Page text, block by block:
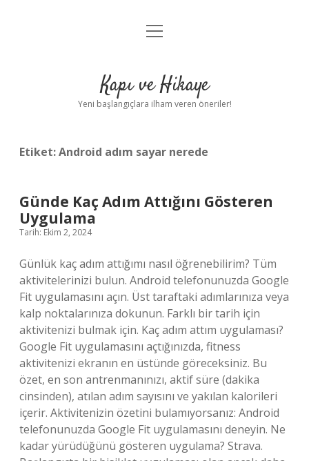
Anasayfa
Yasal Uyarı
menüyü
Kapı ve Hikaye
Yeni başlangıçlara ilham veren öneriler!
Etiket:Android adım sayar nerede
Günde Kaç Adım Attığını Gösteren
Uygulama
Tarih: Ekim 2, 2024
Günlük kaç adım attığımı nasıl öğrenebilirim? Tüm
aktivitelerinizi bulun. Android telefonunuzda Google
Fit uygulamasını açın. Üst taraftaki adımlarınıza veya
kalp noktalarınıza dokunun. Farklı bir tarih için
aktivitenizi bulmak için. Kaç adım attım uygulaması?
Google Fit uygulamasını açtığınızda, fitness
aktivitenizi ekranın en üstünde göreceksiniz. Bu
özet, en son antrenmanınızı, aktif süre (dakika
cinsinden), atılan adım sayısını ve yakılan kalorileri
içerir. Aktivitenizin özetini bulamıyorsanız: Android
telefonunuzda Google Fit uygulamasını deneyin. Ne
kadar yürüdüğünü gösteren uygulama? Strava.